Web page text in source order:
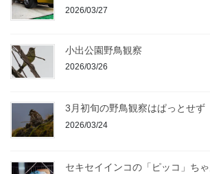
2026/03/27
小出公園野鳥観察
2026/03/26
3月初旬の野鳥観察はぱっとせず
2026/03/24
セキセイインコの「ピッコ」ち